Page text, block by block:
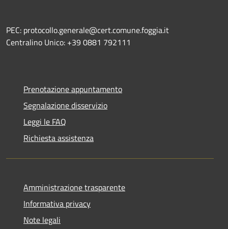
PEC: protocollo.generale@cert.comune.foggia.it
Centralino Unico: +39 0881 792111
Prenotazione appuntamento
Segnalazione disservizio
Leggi le FAQ
Richiesta assistenza
Amministrazione trasparente
Informativa privacy
Note legali